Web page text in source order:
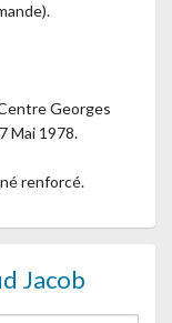
Georges
Mai 1978.
renforcé.
Jacob